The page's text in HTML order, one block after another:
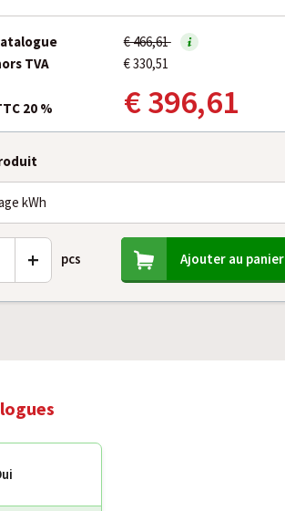
€ 466,61
TVA
€ 330,51
20 % € 396,61
kWh
pcs
+ Ajouter au panier